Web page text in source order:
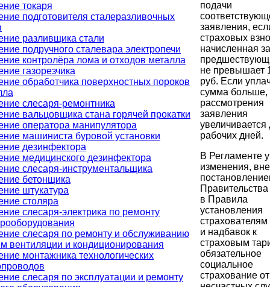
токаря
подготовителя сталеразливочных
разливщика стали
подручного сталевара электропечи
контролёра лома и отходов металла
газорезчика
обработчика поверхностных пороков
слесаря-ремонтника
вальцовщика стана горячей прокатки
оператора манипулятора
машиниста буровой установки
дезинфектора
медицинского дезинфектора
слесаря-инструментальщика
бетонщика
штукатура
столяра
слесаря-электрика по ремонту
слесаря по ремонту и обслуживанию
вентиляции и кондиционирования
монтажника технологических
слесаря по эксплуатации и ремонту
подачи
заявления,
страховых
начисленная за
не превышает
руб. Если
сумма больше,
рассмотрения
заявления
увеличивается
рабочих дней.
В Регламенте
изменения,
в Правила
установления
страхователям
и надбавок к
страховым
обязательное
социальное
страхование от